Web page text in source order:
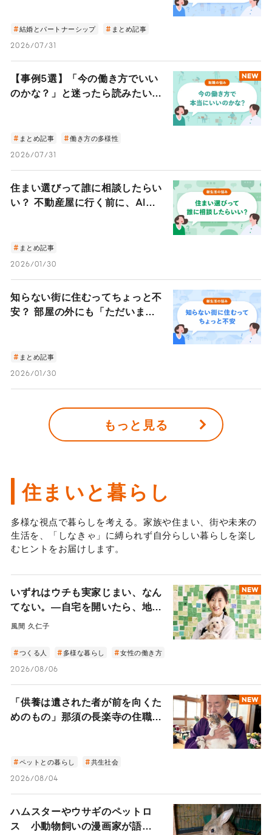
結婚とパートナーシップ まとめ記事
2026/07/31
NEW
【事例5選】「今の働き方でいい
のかな？」と迷ったら読みたい、
まとめ記事 働き方の多様性
2026/07/31
住まい選びって誰に相談したらい
い？ 不動産屋に行く前に、AIホ
まとめ記事
2026/01/30
知らない街に住むってちょっと不
安？ 部屋の外にも「ただいま」
まとめ記事
2026/01/30
もっと見る
住まいと暮らし
多様な視点で暮らしを考える。家族や住まい、街や未来の
生活を、「しなきゃ」に縛られず自分らしい暮らしを楽し
むヒントをお届けします。
NEW
いずれはウチも実家じまい、なん
てない。―自宅を開いたら、地域
と世界を繋ぐ扉になった。豪徳寺
の未来―
風間 久仁子
つくる人 多様な暮らし 女性の働き方
2026/08/06
NEW
「供養は遺された者が前を向くた
めのもの」那須の長楽寺の住職が
ペットとの暮らし 共生社会
2026/08/04
ハムスターやウサギのペットロ
ス 小動物飼いの漫画家が語